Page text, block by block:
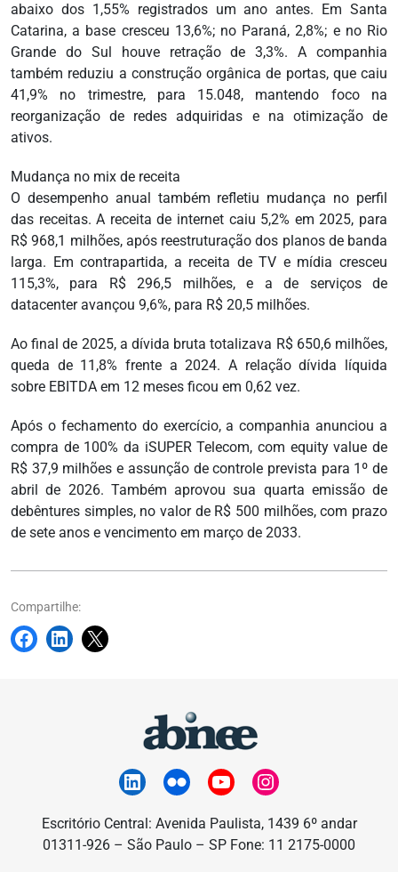
abaixo dos 1,55% registrados um ano antes. Em Santa
Catarina, a base cresceu 13,6%; no Paraná, 2,8%; e no Rio
Grande do Sul houve retração de 3,3%. A companhia
também reduziu a construção orgânica de portas, que caiu
41,9% no trimestre, para 15.048, mantendo foco na
reorganização de redes adquiridas e na otimização de
ativos.
Mudança no mix de receita
O desempenho anual também refletiu mudança no perfil
das receitas. A receita de internet caiu 5,2% em 2025, para
R$ 968,1 milhões, após reestruturação dos planos de banda
larga. Em contrapartida, a receita de TV e mídia cresceu
115,3%, para R$ 296,5 milhões, e a de serviços de
datacenter avançou 9,6%, para R$ 20,5 milhões.
Ao final de 2025, a dívida bruta totalizava R$ 650,6 milhões,
queda de 11,8% frente a 2024. A relação dívida líquida
sobre EBITDA em 12 meses ficou em 0,62 vez.
Após o fechamento do exercício, a companhia anunciou a
compra de 100% da iSUPER Telecom, com equity value de
R$ 37,9 milhões e assunção de controle prevista para 1º de
abril de 2026. Também aprovou sua quarta emissão de
debêntures simples, no valor de R$ 500 milhões, com prazo
de sete anos e vencimento em março de 2033.
Compartilhe:
Escritório Central: Avenida Paulista, 1439 6º andar
01311-926 – São Paulo – SP Fone: 11 2175-0000